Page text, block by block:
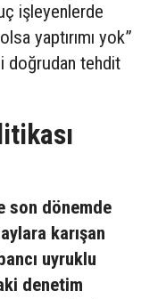
işleyenlerde
yaptırımı yok”
doğrudan tehdit
son dönemde
karışan
uyruklu
denetim